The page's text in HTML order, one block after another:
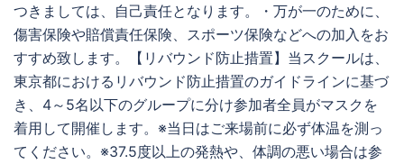
つきましては、自己責任となります。・万が一のために、
傷害保険や賠償責任保険、スポーツ保険などへの加入をお
すすめ致します。【リバウンド防止措置】当スクールは、
東京都におけるリバウンド防止措置のガイドラインに基づ
き、4～5名以下のグループに分け参加者全員がマスクを
着用して開催します。※当日はご来場前に必ず体温を測っ
てください。※37.5度以上の発熱や、体調の悪い場合は参